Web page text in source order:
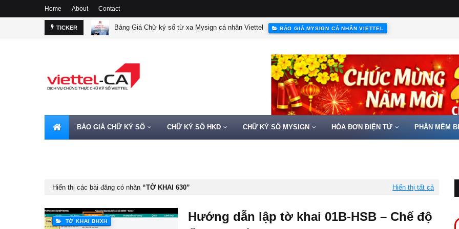
Home About Contact
TICKER Bảng Giá Chữ ký số từ xa Mysign cá nhân Viettel BÁO GIÁ MYSIGN CÁ NHÂN VIETTEL
BÁO GIÁ CHỮ KÝ SỐ CHỮ KÝ SỐ HKD CHỮ KÝ SỐ MYSIGN HÓA ĐƠN ĐIỆN TỬ PHẦN MỀM
Hiển thị các bài đăng có nhãn TỜ KHAI 630 Hiển thị tất cả
TỜ KHAI BHXH
Hướng dẫn lập tờ khai 01B-HSB – Chế độ